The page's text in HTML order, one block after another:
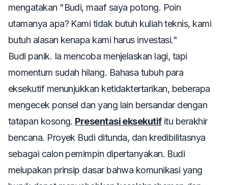
mengatakan "Budi, maaf saya potong. Poin
utamanya apa? Kami tidak butuh kuliah teknis, kami
butuh alasan kenapa kami harus investasi."
Budi panik. Ia mencoba menjelaskan lagi, tapi
momentum sudah hilang. Bahasa tubuh para
eksekutif menunjukkan ketidaktertarikan, beberapa
mengecek ponsel dan yang lain bersandar dengan
tatapan kosong. Presentasi eksekutifitu berakhir
bencana. Proyek Budi ditunda, dan kredibilitasnya
sebagai calon pemimpin dipertanyakan. Budi
melupakan prinsip dasar bahwa komunikasi yang